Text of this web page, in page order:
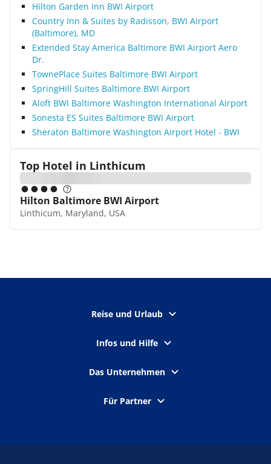
Hilton Garden Inn BWI Airport
Country Inn & Suites by Radisson, BWI Airport
(Baltimore), MD
Extended Stay America Baltimore BWI Airport Aero
Dr.
TownePlace Suites Baltimore BWI Airport
SpringHill Suites Baltimore BWI Airport
Aloft BWI Baltimore Washington International Airport
Sonesta ES Suites Baltimore BWI Airport
Sheraton Baltimore Washington Airport Hotel - BWI
Top Hotel in Linthicum
Hilton Baltimore BWI Airport
Linthicum, Maryland, USA
Reise und Urlaub
Infos und Hilfe
Das Unternehmen
Für Partner